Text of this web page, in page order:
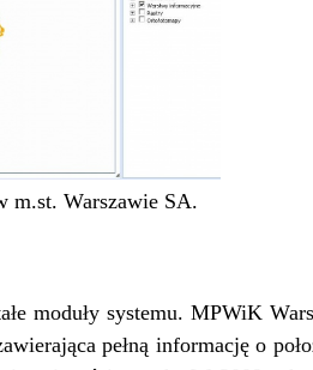
m.st. Warszawie SA.
moduły systemu. MPWiK
pełną informację o